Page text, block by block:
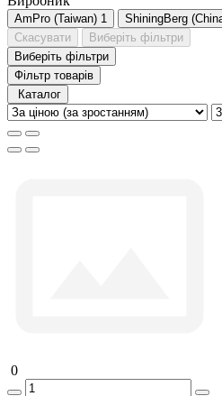
AmPro (Taiwan) 1 ShiningBerg
Скасувати
Виберіть фільтри
Виберіть фільтри
Фільтр товарів
Каталог
0